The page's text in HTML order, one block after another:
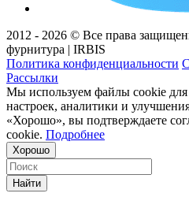
2012 - 2026 © Все права
фурнитура | IRBIS
Политика конфиденциальности
Рассылки
Мы используем файлы cookie для
настроек, аналитики и
«Хорошо», вы подтверждаете
cookie. Подробнее
Хорошо
Найти